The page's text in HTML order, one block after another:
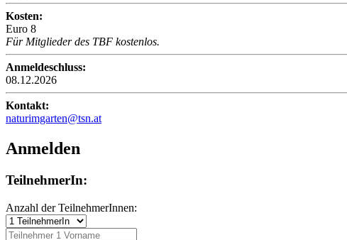
Kosten:
Euro 8
Für Mitglieder des TBF kostenlos.
Anmeldeschluss:
08.12.2026
Kontakt:
naturimgarten@tsn.at
Anmelden
TeilnehmerIn:
Anzahl der TeilnehmerInnen: